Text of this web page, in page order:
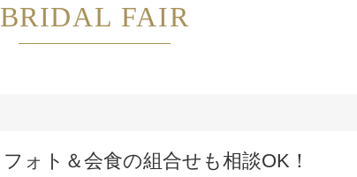
BRIDAL FAIR
フォト＆会食の組合せも相談OK！